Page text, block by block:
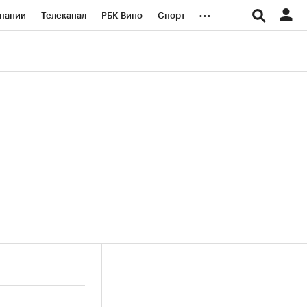
Телеканал РБК Вино Спорт ...